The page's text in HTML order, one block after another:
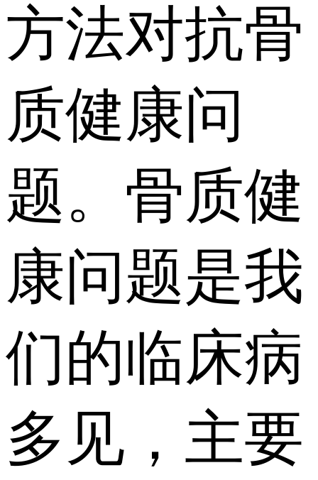
方法对抗骨
质健康问
题。骨质健
康问题是我
们的临床病
多见，主要